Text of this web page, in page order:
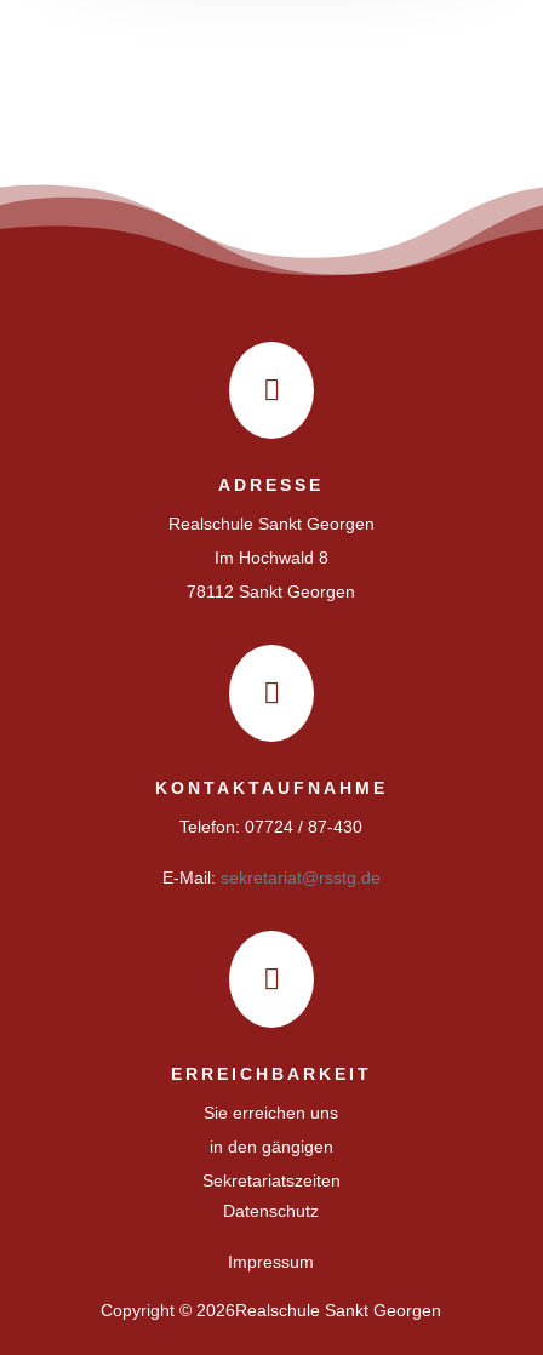

ADRESSE
Realschule Sankt Georgen
Im Hochwald 8
78112 Sankt Georgen

KONTAKTAUFNAHME
Telefon: 07724 / 87-430
E-Mail: sekretariat@rsstg.de

ERREICHBARKEIT
Sie erreichen uns
in den gängigen
Sekretariatszeiten
Datenschutz
Impressum
Copyright © 2026Realschule Sankt Georgen